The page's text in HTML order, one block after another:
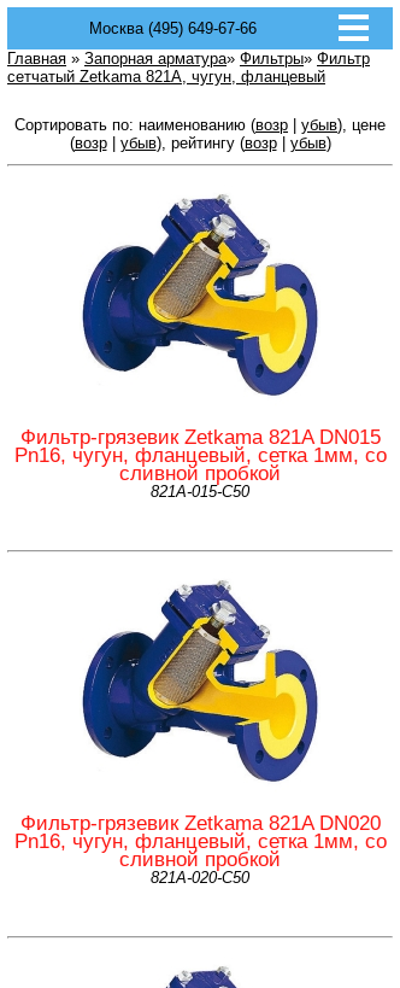
Москва (495) 649-67-66
Главная » Запорная арматура» Фильтры» Фильтр
сетчатый Zetkama 821A, чугун, фланцевый
Сортировать по: наименованию (возр убыв), цене
(возр| убыв), рейтингу (возр| убыв)
Фильтр-грязевик Zetkama 821A DN015
Pn16, чугун, фланцевый, сетка 1мм, со
сливной пробкой
821А-015-С50
Фильтр-грязевик Zetkama 821A DN020
Pn16, чугун, фланцевый, сетка 1мм, со
сливной пробкой
821А-020-С50